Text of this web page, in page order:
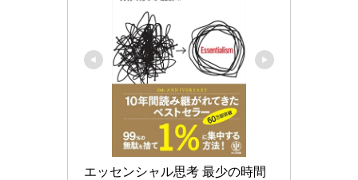
エッセンシャル思考 最少の時間